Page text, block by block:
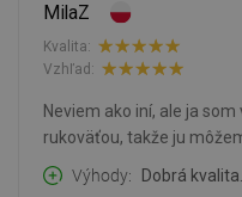
MilaZ
Kvalita:
Vzhľad:
Neviem ako iní, ale ja
rukoväťou, takže ju
Výhody
Dobrá kvalita.